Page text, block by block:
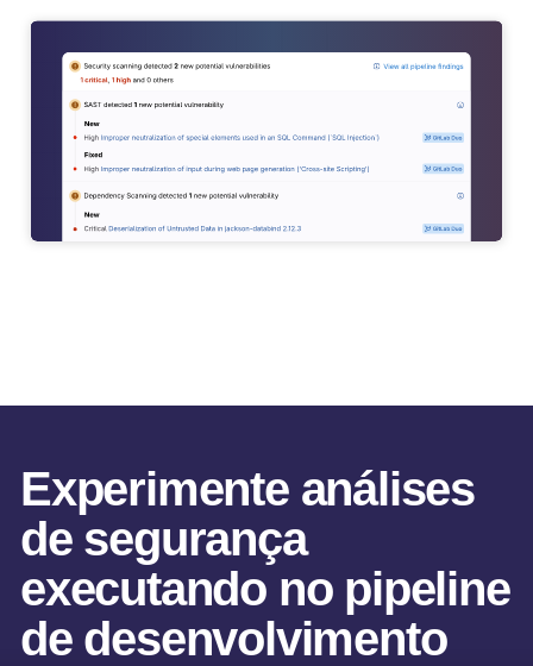
Experimente análises
de segurança
executando no pipeline
de desenvolvimento